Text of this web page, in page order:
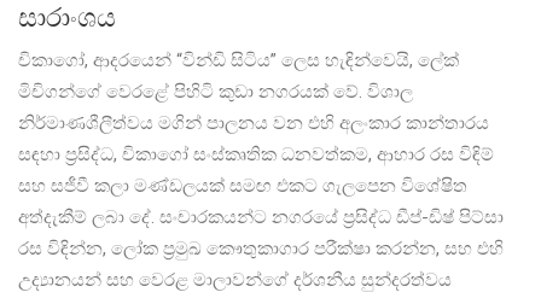
සාරාංශය
චිකාගෝ, ආදරයෙන් “වින්ඩි සිටිය” ලෙස හැඳින්වෙයි, ලේක්
මිචිගන්ගේ වෙරළේ පිහිටි කුඩා නගරයක් වේ. විශාල
නිර්මාණශීලීත්වය මගින් පාලනය වන එහි අලංකාර කාන්තාරය
සඳහා ප්‍රසිද්ධ, චිකාගෝ සංස්කෘතික ධනවත්කම, ආහාර රස විඳිම්
සහ සජීවී කලා මණ්ඩලයක් සමඟ එකට ගැලපෙන විශේෂිත
අත්දැකීම් ලබා දේ. සංචාරකයන්ට නගරයේ ප්‍රසිද්ධ ඩීප්-ඩිෂ් පිට්සා
රස විඳින්න, ලෝක ප්‍රමුඛ කෞතුකාගාර පරීක්ෂා කරන්න, සහ එහි
උද්‍යානයන් සහ වෙරළ මාලාවන්ගේ දර්ශනීය සුන්දරත්වය